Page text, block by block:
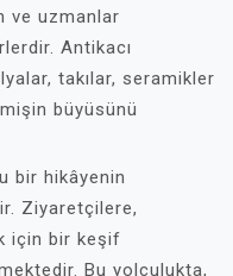
ve uzmanlar
Antikacı
takılar, seramikler
büyüsünü
bir hikâyenin
Ziyaretçilere,
için bir keşif
Bu yolculukta,